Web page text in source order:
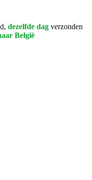
dezelfde dag verzonden
België